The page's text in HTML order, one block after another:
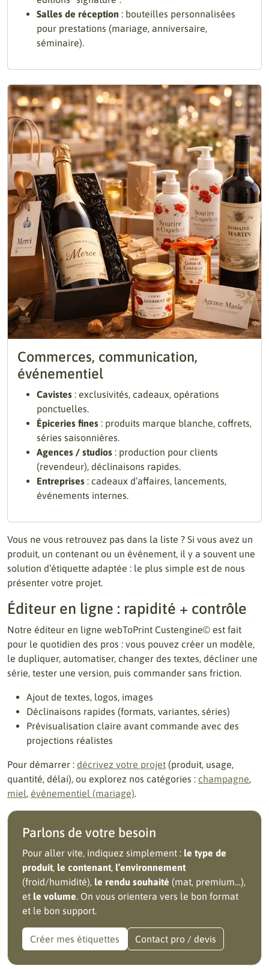
Salles de réception : bouteilles personnalisées
pour prestations (mariage, anniversaire,
séminaire).
Commerces, communication,
événementiel
Cavistes : exclusivités, cadeaux, opérations
ponctuelles.
Épiceries fines : produits marque blanche, coffrets,
séries saisonnières.
Agences / studios : production pour clients
(revendeur), déclinaisons rapides.
Entreprises : cadeaux d’affaires, lancements,
événements internes.
Vous ne vous retrouvez pas dans la liste ? Si vous avez un
produit, un contenant ou un événement, il y a souvent une
solution d’étiquette adaptée : le plus simple est de nous
présenter votre projet.
Éditeur en ligne : rapidité + contrôle
Notre éditeur en ligne webToPrint Custengine© est fait
pour le quotidien des pros : vous pouvez créer un modèle,
le dupliquer, automatiser, changer des textes, décliner une
série, tester une version, puis commander sans friction.
Ajout de textes, logos, images
Déclinaisons rapides (formats, variantes, séries)
Prévisualisation claire avant commande avec des
projections réalistes
Pour démarrer : décrivez votre projet (produit, usage,
quantité, délai), ou explorez nos catégories : champagne,
miel, événementiel (mariage).
Parlons de votre besoin
Pour aller vite, indiquez simplement : le type de
produit, le contenant, l’environnement
(froid/humidité), le rendu souhaité (mat, premium…),
et le volume. On vous orientera vers le bon format
et le bon support.
Créer mes étiquettes Contact pro / devis